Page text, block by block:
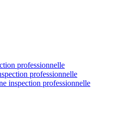
professionnelle
professionnelle
inspection professionnelle